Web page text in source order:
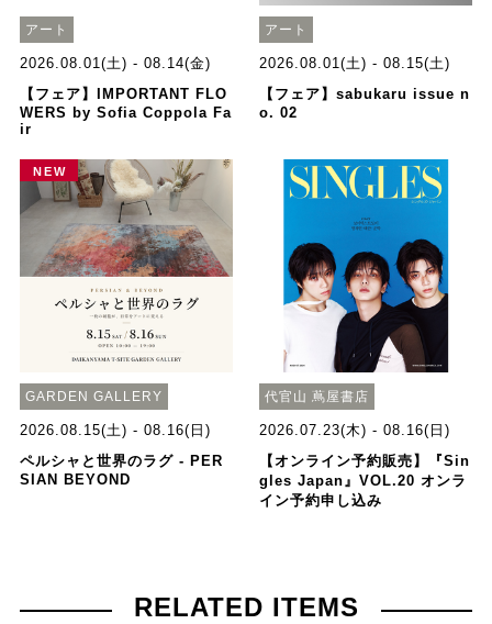
アート
2026.08.01(土) - 08.14(金)
【フェア】IMPORTANT FLO
WERS by Sofia Coppola Fa
ir
アート
2026.08.01(土) - 08.15(土)
【フェア】sabukaru issue n
o. 02
NEW
GARDEN GALLERY
2026.08.15(土) - 08.16(日)
ペルシャと世界のラグ - PER
SIAN BEYOND
代官山 蔦屋書店
2026.07.23(木) - 08.16(日)
【オンライン予約販売】『Sin
gles Japan』VOL.20 オンラ
イン予約申し込み
RELATED ITEMS